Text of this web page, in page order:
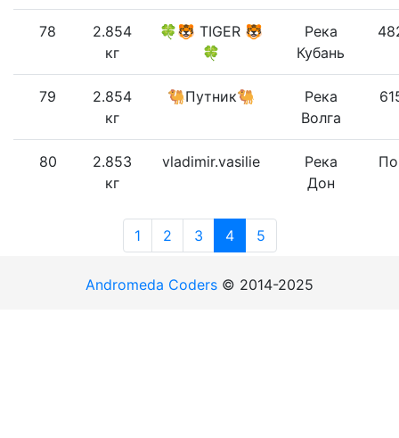
78
2.854
кг
🍀🐯 TIGER 🐯
🍀
Река
Кубань
79
2.854
кг
🐫Путник🐫
Река
Волга
80
2.853
кг
vladimir.vasilie
Река
Дон
1 2 3 4 5
Andromeda Coders © 2014-2025